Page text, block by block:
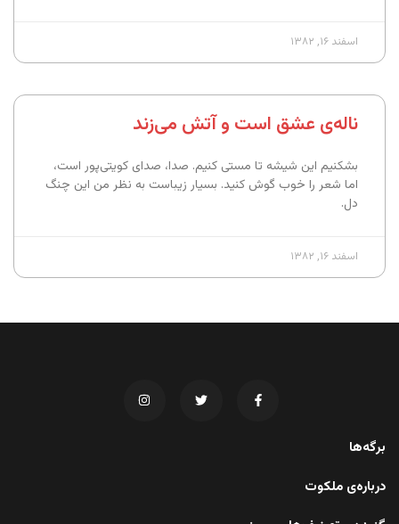
اسفند ۱۶, ۱۳۸۲
ناله‌ی عشق است و آتش می‌زند
بشکنیم این شیشه تا مستی کنیم. صدا، صدای کویتی‌پور است،‌
اما شعر را خوب گوش کنید. بسیار زیباست به نظر من این چنگ
دل.
اسفند ۱۶, ۱۳۸۲
برگه‌ها
درباره‌ی ملکوت